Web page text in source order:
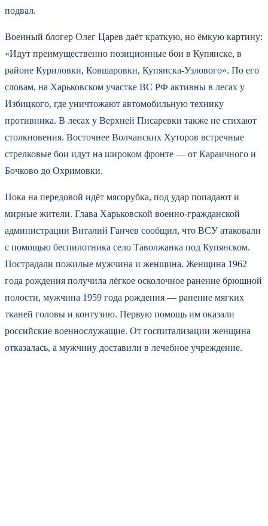
подвал.
Военный блогер Олег Царев даёт краткую, но ёмкую картину:
«Идут преимущественно позиционные бои в Купянске, в
районе Куриловки, Ковшаровки, Купянска-Узлового». По его
словам, на Харьковском участке ВС РФ активны в лесах у
Избицкого, где уничтожают автомобильную технику
противника. В лесах у Верхней Писаревки также не стихают
столкновения. Восточнее Волчанских Хуторов встречные
стрелковые бои идут на широком фронте — от Караичного и
Бочково до Охримовки.
Пока на передовой идёт мясорубка, под удар попадают и
мирные жители. Глава Харьковской военно-гражданской
администрации Виталий Ганчев сообщил, что ВСУ атаковали
с помощью беспилотника село Таволжанка под Купянском.
Пострадали пожилые мужчина и женщина. Женщина 1962
года рождения получила лёгкое осколочное ранение брюшной
полости, мужчина 1959 года рождения — ранение мягких
тканей головы и контузию. Первую помощь им оказали
российские военнослужащие. От госпитализации женщина
отказалась, а мужчину доставили в лечебное учреждение.